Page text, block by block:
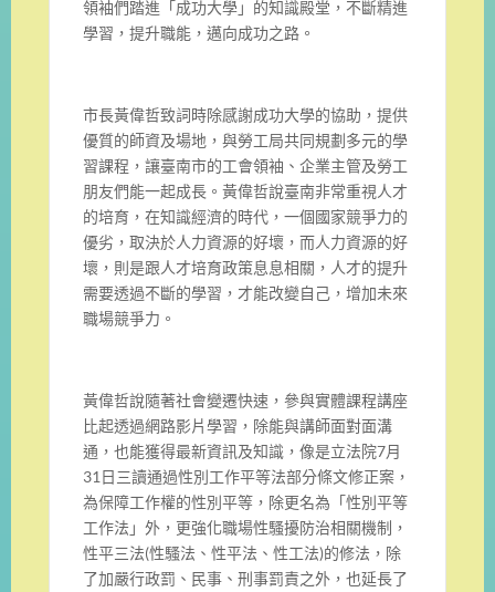
領袖們踏進「成功大學」的知識殿堂，不斷精進
學習，提升職能，邁向成功之路。
市長黃偉哲致詞時除感謝成功大學的協助，提供
優質的師資及場地，與勞工局共同規劃多元的學
習課程，讓臺南市的工會領袖、企業主管及勞工
朋友們能一起成長。黃偉哲說臺南非常重視人才
的培育，在知識經濟的時代，一個國家競爭力的
優劣，取決於人力資源的好壞，而人力資源的好
壞，則是跟人才培育政策息息相關，人才的提升
需要透過不斷的學習，才能改變自己，增加未來
職場競爭力。
黃偉哲說隨著社會變遷快速，參與實體課程講座
比起透過網路影片學習，除能與講師面對面溝
通，也能獲得最新資訊及知識，像是立法院7月
31日三讀通過性別工作平等法部分條文修正案，
為保障工作權的性別平等，除更名為「性別平等
工作法」外，更強化職場性騷擾防治相關機制，
性平三法(性騷法、性平法、性工法)的修法，除
了加嚴行政罰、民事、刑事罰責之外，也延長了